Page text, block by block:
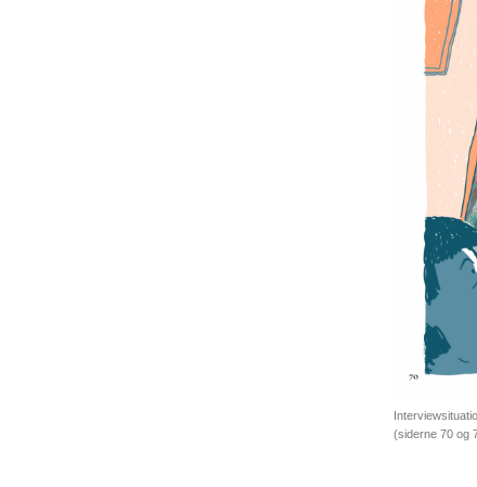
(siderne 70 og